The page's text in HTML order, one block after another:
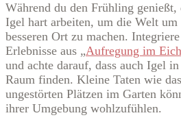
Während du den Frühling
Igel hart arbeiten, um die Welt
besseren Ort zu machen.
Erlebnisse aus „Aufregung im
und achte darauf, dass auch Igel
Raum finden. Kleine Taten wie
ungestörten Plätzen im Garten
ihrer Umgebung wohlzufühlen.